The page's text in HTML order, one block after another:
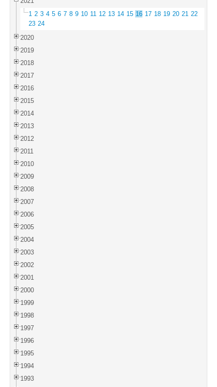
1 2 3 4 5 6 7 8 9 10 11 12 13 14 15 16 17 18 19 20 21 22
23 24
2020
2019
2018
2017
2016
2015
2014
2013
2012
2011
2010
2009
2008
2007
2006
2005
2004
2003
2002
2001
2000
1999
1998
1997
1996
1995
1994
1993